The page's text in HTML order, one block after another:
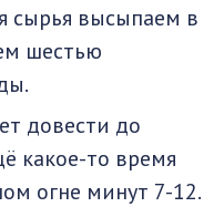
сырья высыпаем в
шестью
довести до
какое-то время
огне минут 7-12.